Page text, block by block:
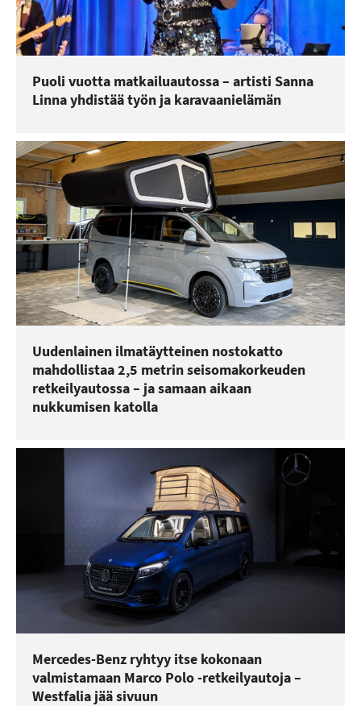
Puoli vuotta matkailuautossa – artisti Sanna
Linna yhdistää työn ja karavaanielämän
Uudenlainen ilmatäytteinen nostokatto
mahdollistaa 2,5 metrin seisomakorkeuden
retkeilyautossa – ja samaan aikaan
nukkumisen katolla
Mercedes-Benz ryhtyy itse kokonaan
valmistamaan Marco Polo -retkeilyautoja –
Westfalia jää sivuun